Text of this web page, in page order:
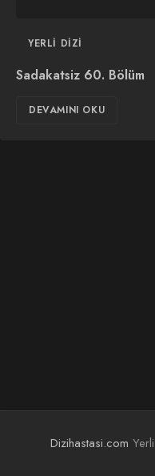
YERLI DIZI
Sadakatsiz 60. Bölüm
DEVAMINI OKU
Dizihastasi.com